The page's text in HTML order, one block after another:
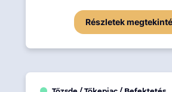
Részletek